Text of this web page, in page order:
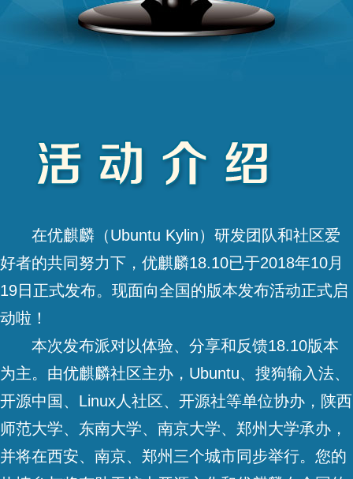
在优麒麟（Ubuntu Kylin）研发团队和社区爱
好者的共同努力下，优麒麟18.10已于2018年10月
19日正式发布。现面向全国的版本发布活动正式启
动啦！
本次发布派对以体验、分享和反馈18.10版本
为主。由优麒麟社区主办，Ubuntu、搜狗输入法、
开源中国、Linux人社区、开源社等单位协办，陕西
师范大学、东南大学、南京大学、郑州大学承办，
并将在西安、南京、郑州三个城市同步举行。您的